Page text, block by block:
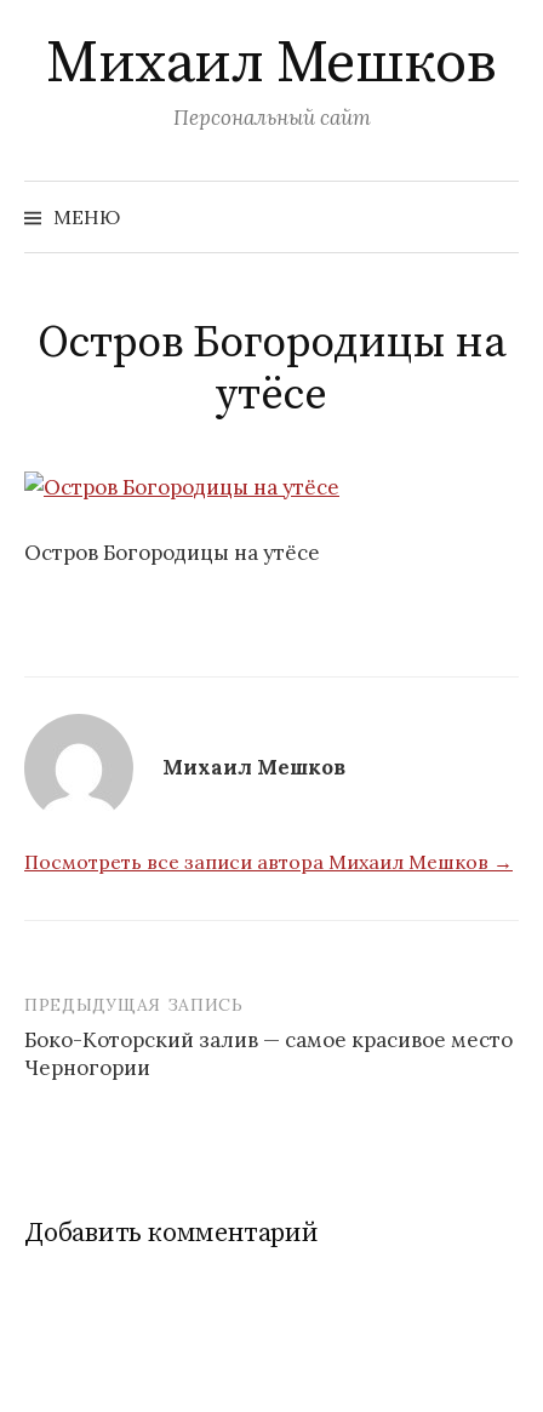
содержимому
Михаил Мешков
Персональный сайт
МЕНЮ
Найти:
Остров Богородицы на
утёсе
Остров Богородицы на утёсе
Михаил Мешков
Посмотреть все записи автора Михаил Мешков →
Навигация
по
ПРЕДЫДУЩАЯ ЗАПИСЬ
Боко-Которский залив — самое красивое место
Черногории
Добавить комментарий